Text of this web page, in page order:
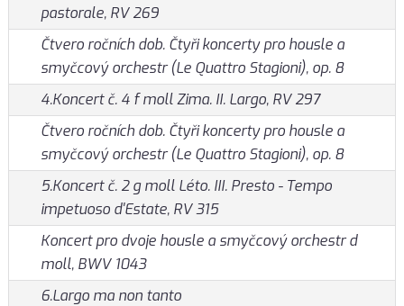
pastorale, RV 269
Čtvero ročních dob. Čtyři koncerty pro housle a
smyčcový orchestr (Le Quattro Stagioni), op. 8
4.Koncert č. 4 f moll Zima. II. Largo, RV 297
Čtvero ročních dob. Čtyři koncerty pro housle a
smyčcový orchestr (Le Quattro Stagioni), op. 8
5.Koncert č. 2 g moll Léto. III. Presto - Tempo
impetuoso d'Estate, RV 315
Koncert pro dvoje housle a smyčcový orchestr d
moll, BWV 1043
6.Largo ma non tanto